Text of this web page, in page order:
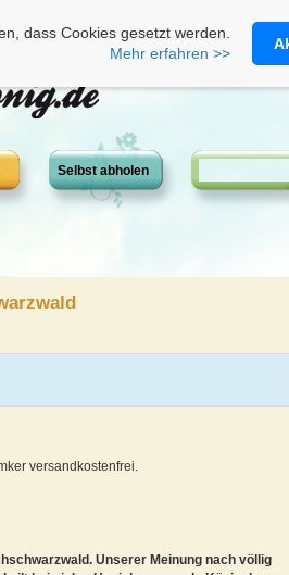
dass Cookies gesetzt werden.
Mehr erfahren >>
Selbst abholen
versandkostenfrei.
Unserer Meinung nach völlig